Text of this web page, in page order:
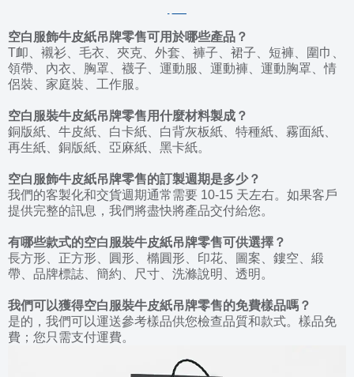
空白服飾牛皮紙吊牌零售可用於哪些產品？
T卹、襯衫、毛衣、夾克、外套、褲子、裙子、短褲、圍巾、
領帶、內衣、胸罩、襪子、運動服、運動褲、運動胸罩、情
侶裝、家庭裝、工作服。
空白服裝牛皮紙吊牌零售用什麼材料製成？
銅版紙、牛皮紙、白卡紙、白背灰板紙、特種紙、霧面紙、
再生紙、銅版紙、亞麻紙、黑卡紙。
空白服飾牛皮紙吊牌零售的訂製週期是多少？
我們的客製化和交貨週期通常需要 10-15 天左右。如果客戶
提供完整的訊息，我們將盡快將產品交付給您。
有哪些款式的空白服裝牛皮紙吊牌零售可供選擇？
長方形、正方形、圓形、橢圓形、印花、圖案、鏤空、緞
帶、品牌標誌、簡約、尺寸、洗滌說明、透明。
我們可以獲得空白服裝牛皮紙吊牌零售的免費樣品嗎？
是的，我們可以運送參考樣品供您檢查品質和款式。樣品免
費；您只需支付運費。